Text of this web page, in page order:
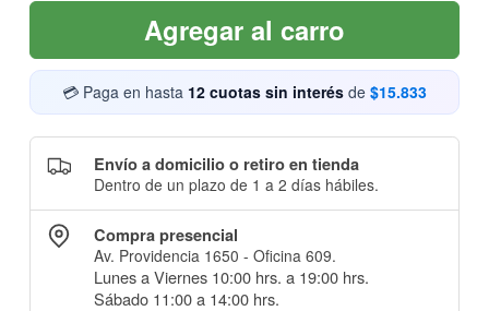
Agregar al carro
💳 Paga en hasta 12 cuotas sin interés de $15.833
Envío a domicilio o retiro en tienda
Dentro de un plazo de 1 a 2 días hábiles.
Compra presencial
Av. Providencia 1650 - Oficina 609.
Lunes a Viernes 10:00 hrs. a 19:00 hrs.
Sábado 11:00 a 14:00 hrs.